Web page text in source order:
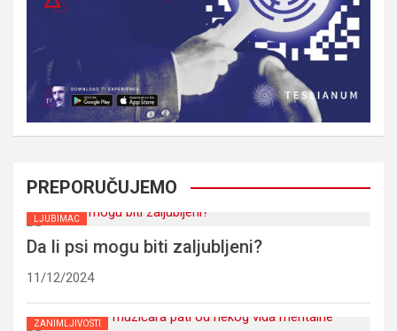
PREPORUČUJEMO
LJUBIMAC
Da li psi mogu biti zaljubljeni?
11/12/2024
ZANIMLJIVOSTI